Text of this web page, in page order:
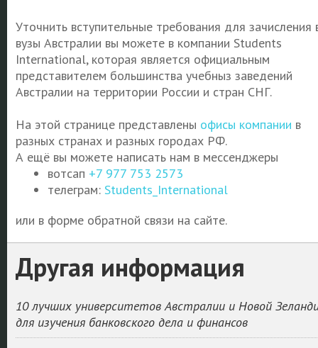
Уточнить вступительные требования для зачисления
вузы Австралии вы можете в компании Students
International, которая является официальным
представителем большинства учебныз заведений
Австралии на территории России и стран СНГ.
На этой странице представлены офисы компании в
разных странах и разных городах РФ.
А ещё вы можете написать нам в мессенджеры
вотсап +7 977 753 2573
телеграм: Students_International
или в форме обратной связи на сайте.
Другая информация
10 лучших университетов Австралии и Новой
для изучения банковского дела и финансов